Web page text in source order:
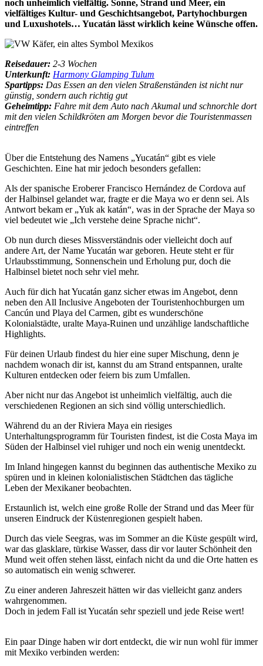
noch unheimlich vielfältig. Sonne, Strand und Meer, ein
vielfältiges Kultur- und Geschichtsangebot, Partyhochburgen
und Luxushotels… Yucatán lässt wirklich keine Wünsche offen.
Reisedauer: 2-3 Wochen
Unterkunft: Harmony Glamping Tulum
Spartipps: Das Essen an den vielen Straßenständen ist nicht nur
günstig, sondern auch richtig gut
Geheimtipp: Fahre mit dem Auto nach Akumal und schnorchle dort
mit den vielen Schildkröten am Morgen bevor die Touristenmassen
eintreffen
Über die Entstehung des Namens „Yucatán“ gibt es viele
Geschichten. Eine hat mir jedoch besonders gefallen:
Als der spanische Eroberer Francisco Hernández de Cordova auf
der Halbinsel gelandet war, fragte er die Maya wo er denn sei. Als
Antwort bekam er „Yuk ak katán“, was in der Sprache der Maya so
viel bedeutet wie „Ich verstehe deine Sprache nicht“.
Ob nun durch dieses Missverständnis oder vielleicht doch auf
andere Art, der Name Yucatán war geboren. Heute steht er für
Urlaubsstimmung, Sonnenschein und Erholung pur, doch die
Halbinsel bietet noch sehr viel mehr.
Auch für dich hat Yucatán ganz sicher etwas im Angebot, denn
neben den All Inclusive Angeboten der Touristenhochburgen um
Cancún und Playa del Carmen, gibt es wunderschöne
Kolonialstädte, uralte Maya-Ruinen und unzählige landschaftliche
Highlights.
Für deinen Urlaub findest du hier eine super Mischung, denn je
nachdem wonach dir ist, kannst du am Strand entspannen, uralte
Kulturen entdecken oder feiern bis zum Umfallen.
Aber nicht nur das Angebot ist unheimlich vielfältig, auch die
verschiedenen Regionen an sich sind völlig unterschiedlich.
Während du an der Riviera Maya ein riesiges
Unterhaltungsprogramm für Touristen findest, ist die Costa Maya im
Süden der Halbinsel viel ruhiger und noch ein wenig unentdeckt.
Im Inland hingegen kannst du beginnen das authentische Mexiko zu
spüren und in kleinen kolonialistischen Städtchen das tägliche
Leben der Mexikaner beobachten.
Erstaunlich ist, welch eine große Rolle der Strand und das Meer für
unseren Eindruck der Küstenregionen gespielt haben.
Durch das viele Seegras, was im Sommer an die Küste gespült wird,
war das glasklare, türkise Wasser, dass dir vor lauter Schönheit den
Mund weit offen stehen lässt, einfach nicht da und die Orte hatten es
so automatisch ein wenig schwerer.
Zu einer anderen Jahreszeit hätten wir das vielleicht ganz anders
wahrgenommen.
Doch in jedem Fall ist Yucatán sehr speziell und jede Reise wert!
Ein paar Dinge haben wir dort entdeckt, die wir nun wohl für immer
mit Mexiko verbinden werden: